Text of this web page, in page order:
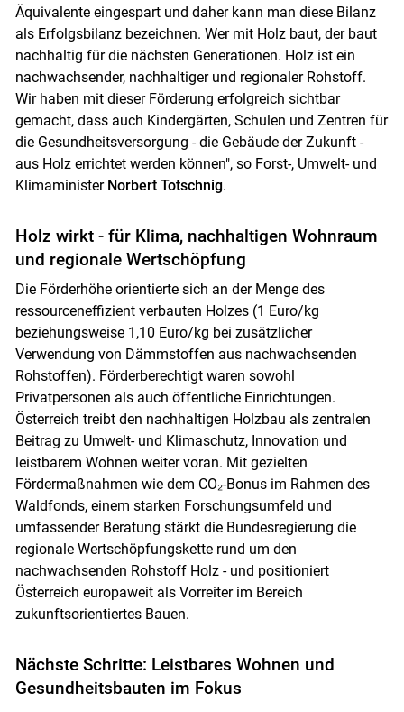
Skip to main content
Äquivalente eingespart und daher kann man diese Bilanz
als Erfolgsbilanz bezeichnen. Wer mit Holz baut, der baut
nachhaltig für die nächsten Generationen. Holz ist ein
nachwachsender, nachhaltiger und regionaler Rohstoff.
Wir haben mit dieser Förderung erfolgreich sichtbar
gemacht, dass auch Kindergärten, Schulen und Zentren für
die Gesundheitsversorgung - die Gebäude der Zukunft -
aus Holz errichtet werden können", so Forst-, Umwelt- und
Klimaminister Norbert Totschnig.
Holz wirkt - für Klima, nachhaltigen Wohnraum
und regionale Wertschöpfung
Die Förderhöhe orientierte sich an der Menge des
ressourceneffizient verbauten Holzes (1 Euro/kg
beziehungsweise 1,10 Euro/kg bei zusätzlicher
Verwendung von Dämmstoffen aus nachwachsenden
Rohstoffen). Förderberechtigt waren sowohl
Privatpersonen als auch öffentliche Einrichtungen.
Österreich treibt den nachhaltigen Holzbau als zentralen
Beitrag zu Umwelt- und Klimaschutz, Innovation und
leistbarem Wohnen weiter voran. Mit gezielten
Fördermaßnahmen wie dem CO₂-Bonus im Rahmen des
Waldfonds, einem starken Forschungsumfeld und
umfassender Beratung stärkt die Bundesregierung die
regionale Wertschöpfungskette rund um den
nachwachsenden Rohstoff Holz - und positioniert
Österreich europaweit als Vorreiter im Bereich
zukunftsorientiertes Bauen.
Nächste Schritte: Leistbares Wohnen und
Gesundheitsbauten im Fokus